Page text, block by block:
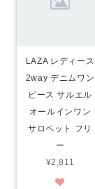
LAZA レディース
2way デニムワン
ピース サルエル
オールインワン
サロペット フリ
ー
¥2,811